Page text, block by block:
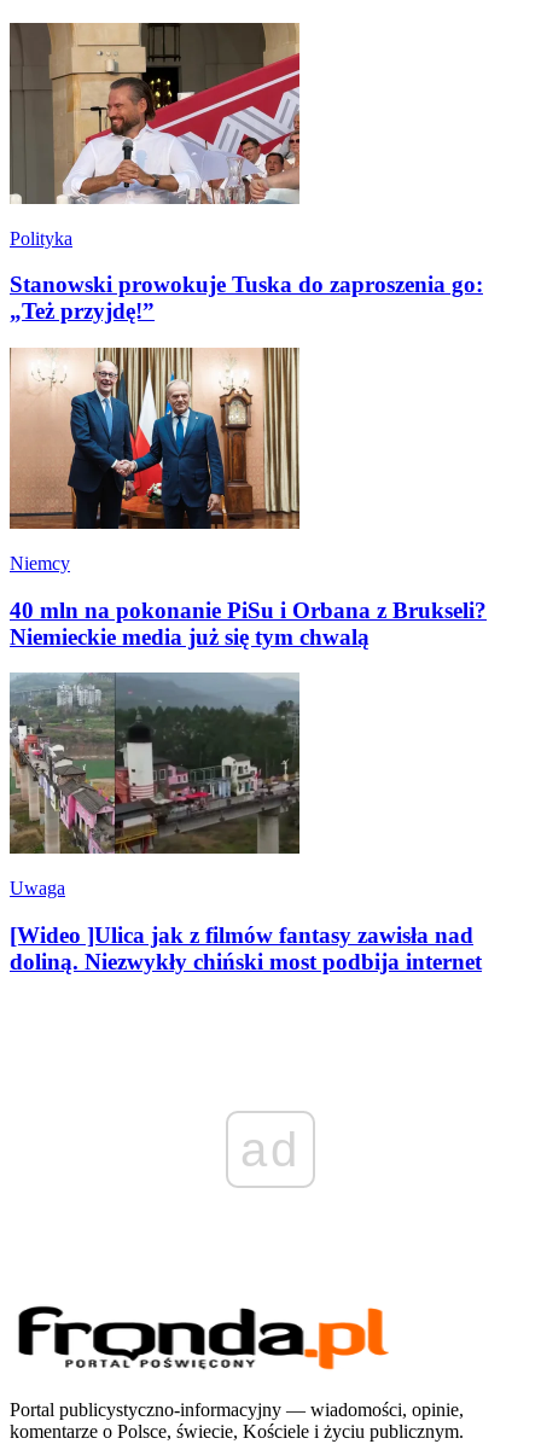
Polityka
Stanowski prowokuje Tuska do zaproszenia go:
„Też przyjdę!”
Niemcy
40 mln na pokonanie PiSu i Orbana z Brukseli?
Niemieckie media już się tym chwalą
Uwaga
[Wideo ]Ulica jak z filmów fantasy zawisła nad
doliną. Niezwykły chiński most podbija internet
ad
Portal publicystyczno-informacyjny — wiadomości, opinie,
komentarze o Polsce, świecie, Kościele i życiu publicznym.